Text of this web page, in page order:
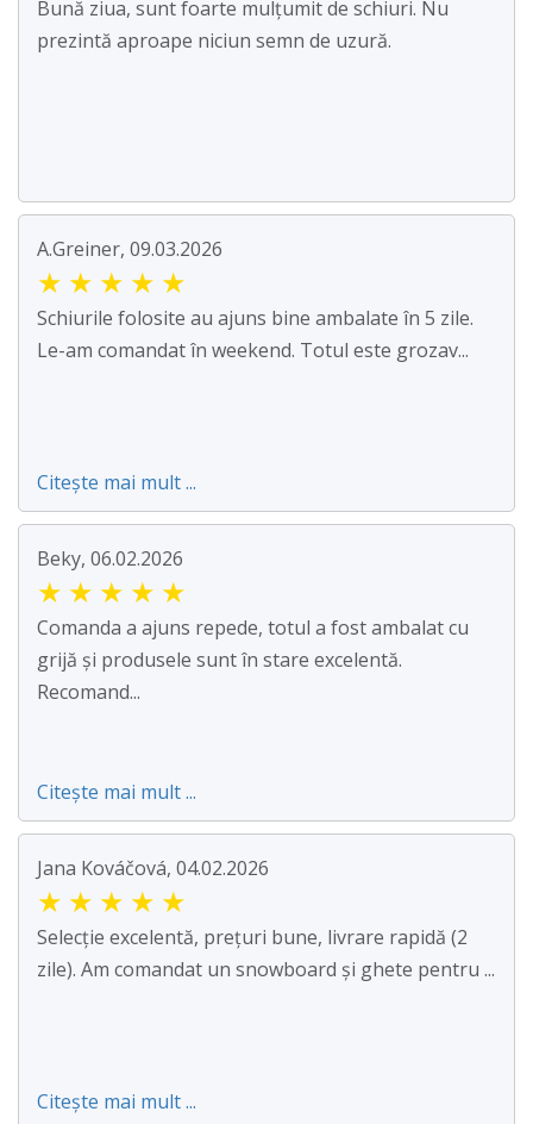
Bună ziua, sunt foarte mulțumit de schiuri. Nu
prezintă aproape niciun semn de uzură.
A.Greiner, 09.03.2026
★ ★ ★ ★ ★
Schiurile folosite au ajuns bine ambalate în 5 zile.
Le-am comandat în weekend. Totul este grozav...
Citește mai mult ...
Beky, 06.02.2026
★ ★ ★ ★ ★
Comanda a ajuns repede, totul a fost ambalat cu
grijă și produsele sunt în stare excelentă.
Recomand...
Citește mai mult ...
Jana Kováčová, 04.02.2026
★ ★ ★ ★ ★
Selecție excelentă, prețuri bune, livrare rapidă (2
zile). Am comandat un snowboard și ghete pentru ...
Citește mai mult ...